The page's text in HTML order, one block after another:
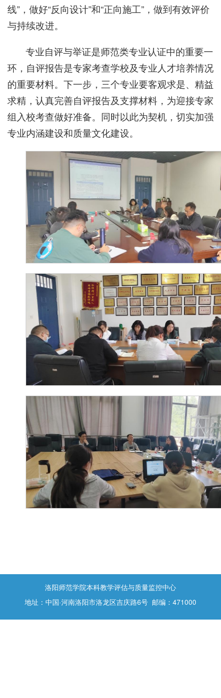
线”，做好“反向设计”和“正向施工”，做到有效评价
与持续改进。
专业自评与举证是师范类专业认证中的重要一
环，自评报告是专家考查学校及专业人才培养情况
的重要材料。下一步，三个专业要客观求是、精益
求精，认真完善自评报告及支撑材料，为迎接专家
组入校考查做好准备。同时以此为契机，切实加强
专业内涵建设和质量文化建设。
洛阳师范学院本科教学评估与质量监控中心
地址：中国·河南洛阳市洛龙区吉庆路6号 邮编：471000